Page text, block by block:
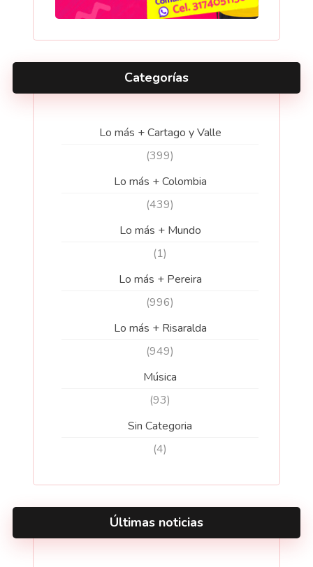
Categorías
Lo más + Cartago y Valle
(399)
Lo más + Colombia
(439)
Lo más + Mundo
(1)
Lo más + Pereira
(996)
Lo más + Risaralda
(949)
Música
(93)
Sin Categoria
(4)
Últimas noticias